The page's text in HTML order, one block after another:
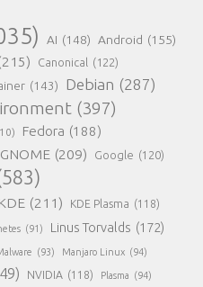
AI (148) Android (155)
Canonical (122)
(143) Debian (287)
(397)
Fedora (188)
GNOME (209) Google (120)
KDE (211) KDE Plasma (118)
(91) Linus Torvalds (172)
(93) Manjaro Linux (94)
NVIDIA (118) Plasma (94)